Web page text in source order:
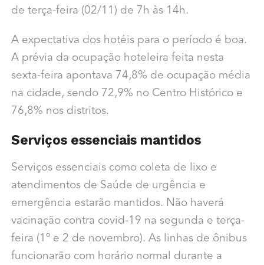
de terça-feira (02/11) de 7h às 14h.
A expectativa dos hotéis para o período é boa.
A prévia da ocupação hoteleira feita nesta
sexta-feira apontava 74,8% de ocupação média
na cidade, sendo 72,9% no Centro Histórico e
76,8% nos distritos.
Serviços essenciais mantidos
Serviços essenciais como coleta de lixo e
atendimentos de Saúde de urgência e
emergência estarão mantidos. Não haverá
vacinação contra covid-19 na segunda e terça-
feira (1º e 2 de novembro). As linhas de ônibus
funcionarão com horário normal durante a